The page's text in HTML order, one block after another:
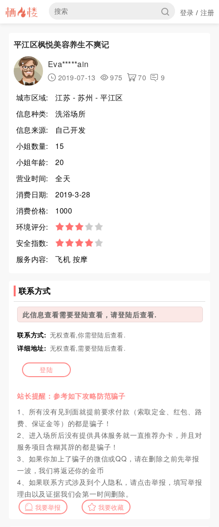
登录 / 注册
平江区枫悦美容养生不爽记
Eva*****ain
2019-07-13 975 70 9
城市区域:
江苏 - 苏州 - 平江区
信息种类:
洗浴场所
信息来源:
自己开发
小姐数量:
15
小姐年龄:
20
营业时间:
全天
消费日期:
2019-3-28
消费价格:
1000
环境评分:
安全指数:
服务内容:
飞机 按摩
联系方式
此信息查看需要登陆查看，请登陆后查看.
联系方式: 无权查看,你需登陆后查看.
详细地址: 无权查看,需要登陆后查看.
登陆
站长提醒：参考如下攻略防范骗子
1、所有没有见到面就提前要求付款（索取定金、红包、路
费、保证金等）的都是骗子！
2、进入场所后没有提供具体服务就一直推荐办卡，并且对
服务项目含糊其辞的都是骗子！
3、如果你加上了骗子的微信或QQ，请在删除之前先举报
一波，我们将返还你的金币
4、如果联系方式涉及到个人隐私，请点击举报，填写举报
理由以及证据我们会第一时间删除。
我要举报 我要收藏